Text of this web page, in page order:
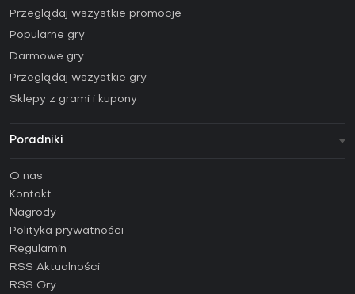
Przeglądaj wszystkie promocje
Popularne gry
Darmowe gry
Przeglądaj wszystkie gry
Sklepy z grami i kupony
Poradniki
Poradniki
Jak aktywować klucz Steam (CD Key)?
Jak aktywować klucz Epic Games (CD Key)?
Jak aktywować klucz GOG (CD Key)?
Jak aktywować klucz Ubisoft Connect (CD Key)?
O nas
Kontakt
Nagrody
Polityka prywatności
Regulamin
RSS Aktualności
RSS Gry